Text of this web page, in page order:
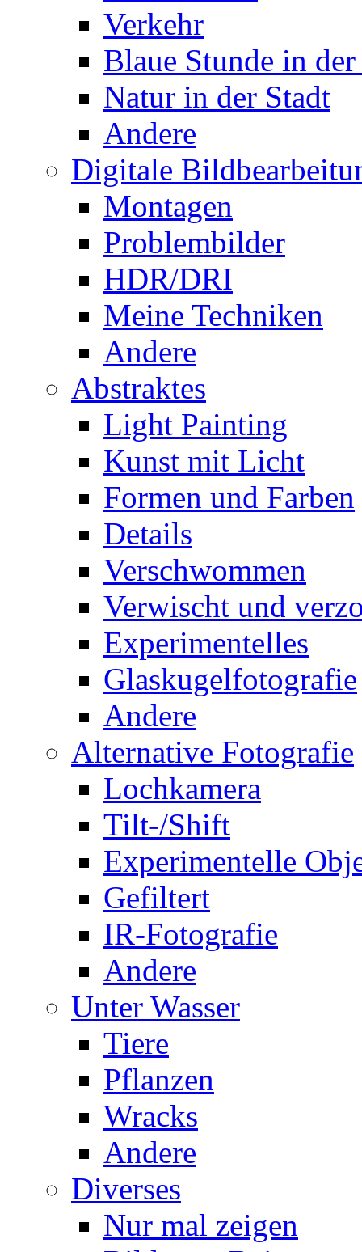
Verkehr
Blaue Stunde in
Natur in der Stadt
Andere
Digitale
Montagen
Problembilder
HDR/DRI
Meine Techniken
Andere
Abstraktes
Light Painting
Kunst mit Licht
Formen und Farben
Details
Verschwommen
Verwischt und
Experimentelles
Glaskugelfotografie
Andere
Alternative Fotografie
Lochkamera
Tilt-/Shift
Experimentelle
Gefiltert
IR-Fotografie
Andere
Unter Wasser
Tiere
Pflanzen
Wracks
Andere
Diverses
Nur mal zeigen